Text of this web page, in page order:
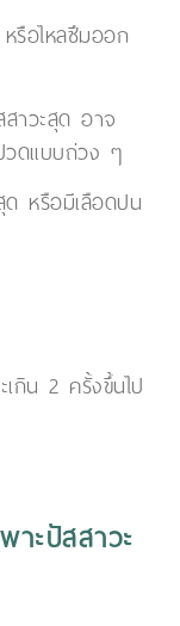
รือไหลซึมออก
าวะสุด อาจ
วดแบบถ่วง ๆ
หรือมีเลือดปน
กิน 2 ครั้งขึ้นไป
าะปัสสาวะ